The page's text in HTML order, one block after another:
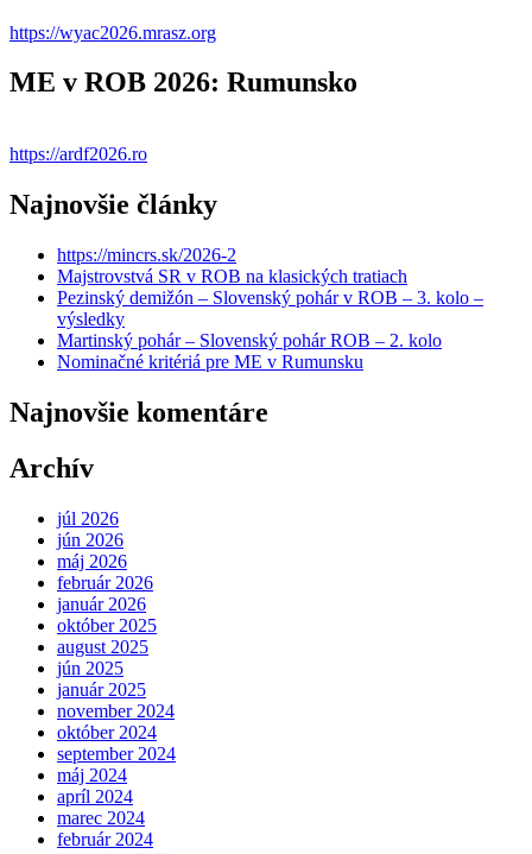
https://wyac2026.mrasz.org
ME v ROB 2026: Rumunsko
https://ardf2026.ro
Najnovšie články
https://mincrs.sk/2026-2
Majstrovstvá SR v ROB na klasických tratiach
Pezinský demižón – Slovenský pohár v ROB – 3. kolo –
výsledky
Martinský pohár – Slovenský pohár ROB – 2. kolo
Nominačné kritériá pre ME v Rumunsku
Najnovšie komentáre
Archív
júl 2026
jún 2026
máj 2026
február 2026
január 2026
október 2025
august 2025
jún 2025
január 2025
november 2024
október 2024
september 2024
máj 2024
apríl 2024
marec 2024
február 2024